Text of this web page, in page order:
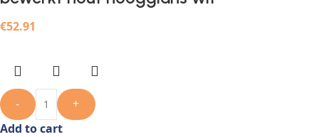
€52.91
-
+
Add to cart